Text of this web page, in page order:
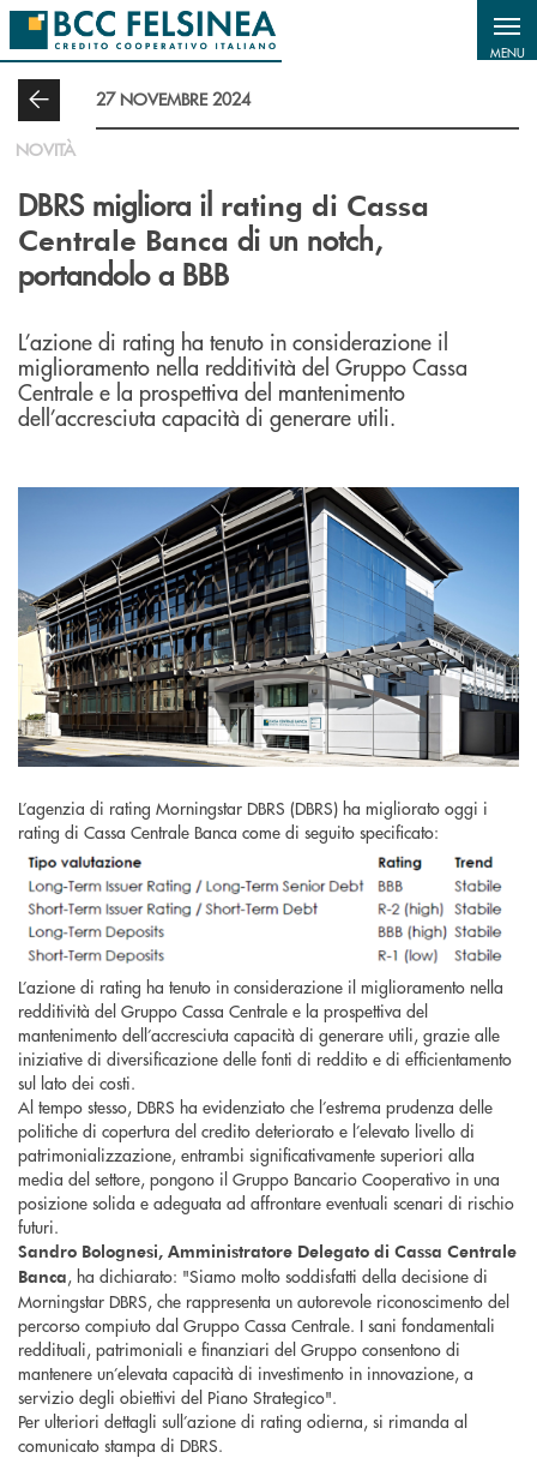
Salta al contenuto principale
MENU
27 NOVEMBRE 2024
NOVITÀ
DBRS migliora il rating di Cassa
Centrale Banca di un notch,
portandolo a BBB
L’azione di rating ha tenuto in considerazione il
miglioramento nella redditività del Gruppo Cassa
Centrale e la prospettiva del mantenimento
dell’accresciuta capacità di generare utili.
L’agenzia di rating Morningstar DBRS (DBRS) ha migliorato oggi i
rating di Cassa Centrale Banca come di seguito specificato:
L’azione di rating ha tenuto in considerazione il miglioramento nella
redditività del Gruppo Cassa Centrale e la prospettiva del
mantenimento dell’accresciuta capacità di generare utili, grazie alle
iniziative di diversificazione delle fonti di reddito e di efficientamento
sul lato dei costi.
Al tempo stesso, DBRS ha evidenziato che l’estrema prudenza delle
politiche di copertura del credito deteriorato e l’elevato livello di
patrimonializzazione, entrambi significativamente superiori alla
media del settore, pongono il Gruppo Bancario Cooperativo in una
posizione solida e adeguata ad affrontare eventuali scenari di rischio
futuri.
Sandro Bolognesi, Amministratore Delegato di Cassa Centrale
Banca, ha dichiarato: "Siamo molto soddisfatti della decisione di
Morningstar DBRS, che rappresenta un autorevole riconoscimento del
percorso compiuto dal Gruppo Cassa Centrale. I sani fondamentali
reddituali, patrimoniali e finanziari del Gruppo consentono di
mantenere un’elevata capacità di investimento in innovazione, a
servizio degli obiettivi del Piano Strategico".
Per ulteriori dettagli sull’azione di rating odierna, si rimanda al
comunicato stampa di DBRS.